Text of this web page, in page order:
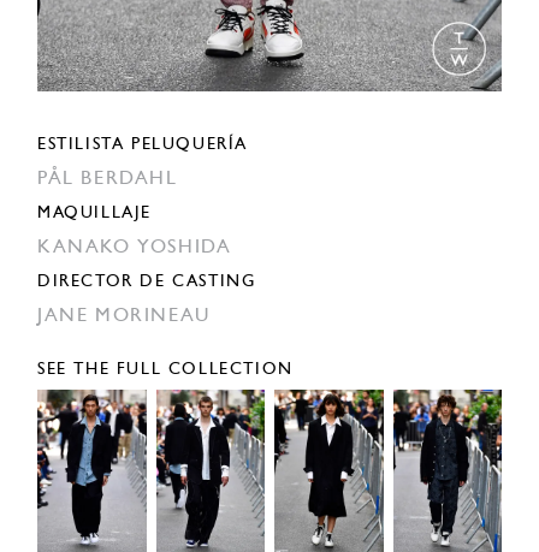
ESTILISTA PELUQUERÍA
PÅL BERDAHL
MAQUILLAJE
KANAKO YOSHIDA
DIRECTOR DE CASTING
JANE MORINEAU
SEE THE FULL COLLECTION